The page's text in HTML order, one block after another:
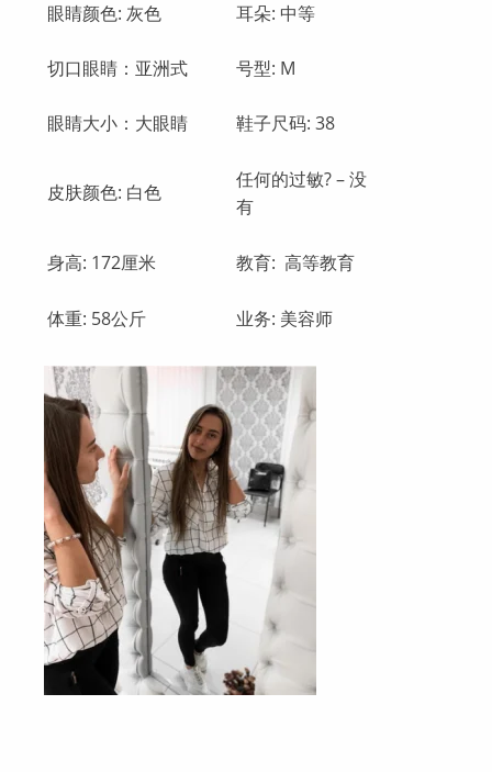
眼睛颜色: 灰色 耳朵: 中等
切口眼睛：亚洲式 号型: M
眼睛大小：大眼睛 鞋子尺码: 38
皮肤颜色: 白色
任何的过敏? – 没
有
身高: 172厘米 教育: 高等教育
体重: 58公斤 业务: 美容师